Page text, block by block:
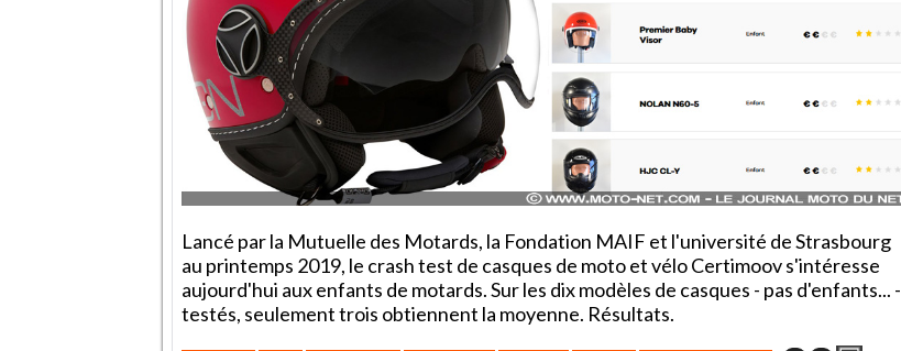
Lancé par la Mutuelle des Motards, la Fondation MAIF et l'université de Strasbourg
au printemps 2019, le crash test de casques de moto et vélo Certimoov s'intéresse
aujourd'hui aux enfants de motards. Sur les dix modèles de casques - pas d'enfants... -
testés, seulement trois obtiennent la moyenne. Résultats.